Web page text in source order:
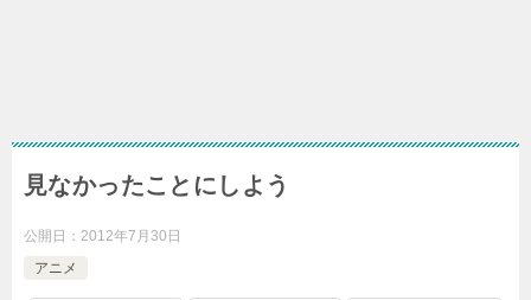
見なかったことにしよう
公開日： 2012年7月30日
アニメ